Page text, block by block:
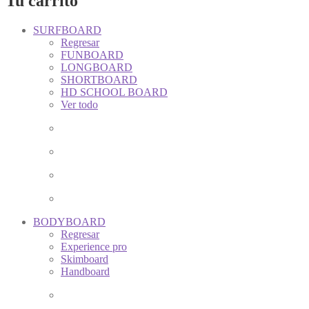
SURFBOARD
Regresar
FUNBOARD
LONGBOARD
SHORTBOARD
HD SCHOOL BOARD
Ver todo
BODYBOARD
Regresar
Experience pro
Skimboard
Handboard